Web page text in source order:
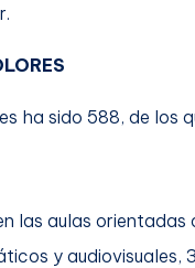
ha sido 588, de los
las aulas orientadas
y audiovisuales,